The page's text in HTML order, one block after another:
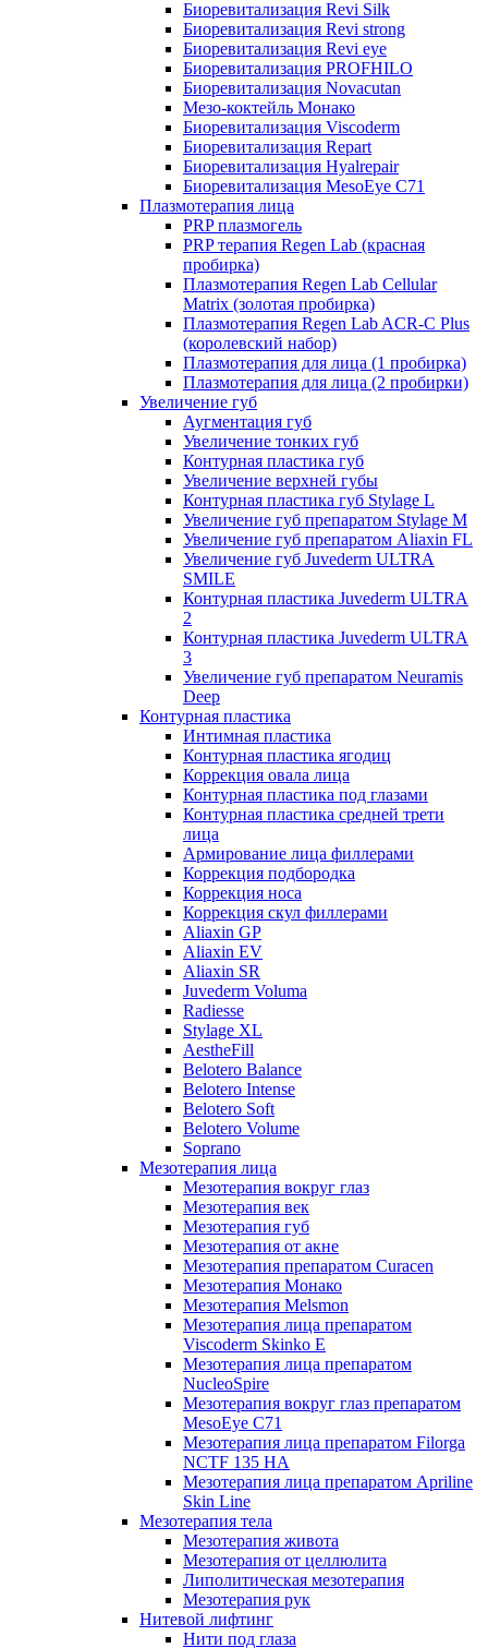
Биоревитализация Revi Silk
Биоревитализация Revi strong
Биоревитализация Revi eye
Биоревитализация PROFHILO
Биоревитализация Novacutan
Мезо-коктейль Монако
Биоревитализация Viscoderm
Биоревитализация Repart
Биоревитализация Hyalrepair
Биоревитализация MesoEye C71
Плазмотерапия лица
PRP плазмогель
PRP терапия Regen Lab (красная
пробирка)
Плазмотерапия Regen Lab Cellular
Matrix (золотая пробирка)
Плазмотерапия Regen Lab ACR-C Plus
(королевский набор)
Плазмотерапия для лица (1 пробирка)
Плазмотерапия для лица (2 пробирки)
Увеличение губ
Аугментация губ
Увеличение тонких губ
Контурная пластика губ
Увеличение верхней губы
Контурная пластика губ Stylage L
Увеличение губ препаратом Stylage M
Увеличение губ препаратом Aliaxin FL
Увеличение губ Juvederm ULTRA
SMILE
Контурная пластика Juvederm ULTRA
2
Контурная пластика Juvederm ULTRA
3
Увеличение губ препаратом Neuramis
Deep
Контурная пластика
Интимная пластика
Контурная пластика ягодиц
Коррекция овала лица
Контурная пластика под глазами
Контурная пластика средней трети
лица
Армирование лица филлерами
Коррекция подбородка
Коррекция носа
Коррекция скул филлерами
Aliaxin GP
Aliaxin EV
Aliaxin SR
Juvederm Voluma
Radiesse
Stylage XL
AestheFill
Belotero Balance
Belotero Intense
Belotero Soft
Belotero Volume
Soprano
Мезотерапия лица
Мезотерапия вокруг глаз
Мезотерапия век
Мезотерапия губ
Мезотерапия от акне
Мезотерапия препаратом Curacen
Мезотерапия Монако
Мезотерапия Melsmon
Мезотерапия лица препаратом
Viscoderm Skinko E
Мезотерапия лица препаратом
NucleoSpire
Мезотерапия вокруг глаз препаратом
MesoEye С71
Мезотерапия лица препаратом Filorga
NCTF 135 HA
Мезотерапия лица препаратом Apriline
Skin Line
Мезотерапия тела
Мезотерапия живота
Мезотерапия от целлюлита
Липолитическая мезотерапия
Мезотерапия рук
Нитевой лифтинг
Нити под глаза